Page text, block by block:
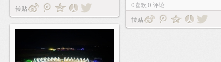
转贴
0喜欢 0 评论
转贴